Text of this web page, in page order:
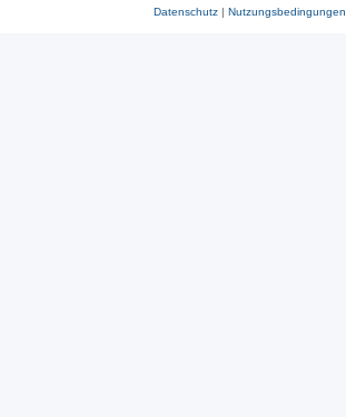
Datenschutz| Nutzungsbedingungen